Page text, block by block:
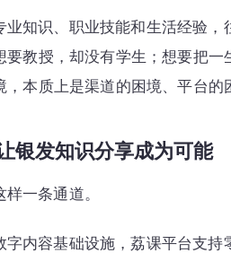
业知识、职业技能和生活经验
要教授，却没有学生；想要把
本质上是渠道的困境、平台的
银发知识分享成为可能
一条通道。
字内容基础设施，荔课平台支